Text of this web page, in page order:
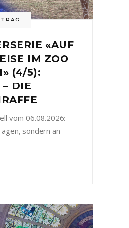
«AUF
IM ZOO
(4/5):
– DIE
vom 06.08.2026:
sondern an